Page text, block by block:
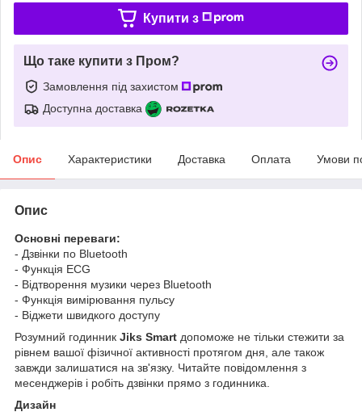
Купити з
Що таке купити з Пром?
Замовлення під захистом
Доступна доставка
Опис Характеристики Доставка Оплата Умови
Опис
Основні переваги:
- Дзвінки по Bluetooth
- Функція ECG
- Відтворення музики через Bluetooth
- Функція вимірювання пульсу
- Віджети швидкого доступу
Розумний годинник Jiks Smart допоможе не тільки стежити за
рівнем вашої фізичної активності протягом дня, але також
завжди залишатися на зв'язку. Читайте повідомлення з
месенджерів і робіть дзвінки прямо з годинника.
Дизайн